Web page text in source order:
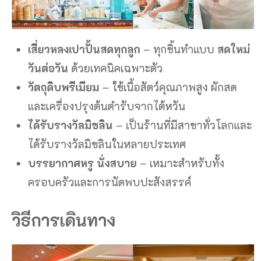
เสี่ยวหลงเปาปั้นสดทุกลูก – ทุกชิ้นทำแบบ สดใหม่
วันต่อวัน ด้วยเทคนิคเฉพาะตัว
วัตถุดิบพรีเมียม – ใช้เนื้อสัตว์คุณภาพสูง ผักสด
และเครื่องปรุงต้นตำรับจากไต้หวัน
ได้รับรางวัลมิชลิน – เป็นร้านที่มีสาขาทั่วโลกและ
ได้รับรางวัลมิชลินในหลายประเทศ
บรรยากาศหรู นั่งสบาย – เหมาะสำหรับทั้ง
ครอบครัวและการนัดพบปะสังสรรค์
วิธีการเดินทาง